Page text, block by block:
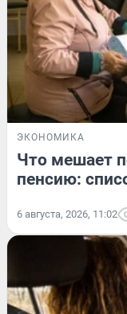
ЭКОНОМИКА
Что мешает
пенсию:
6 августа, 2026, 11:02